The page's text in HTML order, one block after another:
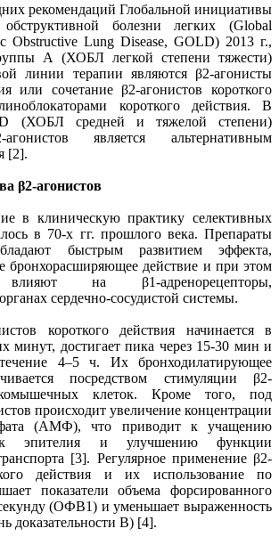
рекомендаций Глобальной инициативы
болезни легких (Global
Obstructive Lung Disease, GOLD) 2013 г.,
А (ХОБЛ легкой степени тяжести)
линии терапии являются β2-агонисты
или сочетание β2-агонистов короткого
короткого действия. В
(ХОБЛ средней и тяжелой степени)
является альтернативным
[2].
β2-агонистов
в клиническую практику селективных
в 70-х гг. прошлого века. Препараты
быстрым развитием эффекта,
бронхорасширяющее действие и при этом
влияют на β1-адренорецепторы,
сердечно-сосудистой системы.
короткого действия начинается в
минут, достигает пика через 15-30 мин и
4–5 ч. Их бронходилатирующее
посредством стимуляции β2-
клеток. Кроме того, под
происходит увеличение концентрации
(АМФ), что приводит к учащению
эпителия и улучшению функции
[3]. Регулярное применение β2-
действия и их использование по
показатели объема форсированного
(ОФВ1) и уменьшает выраженность
доказательности В) [4].